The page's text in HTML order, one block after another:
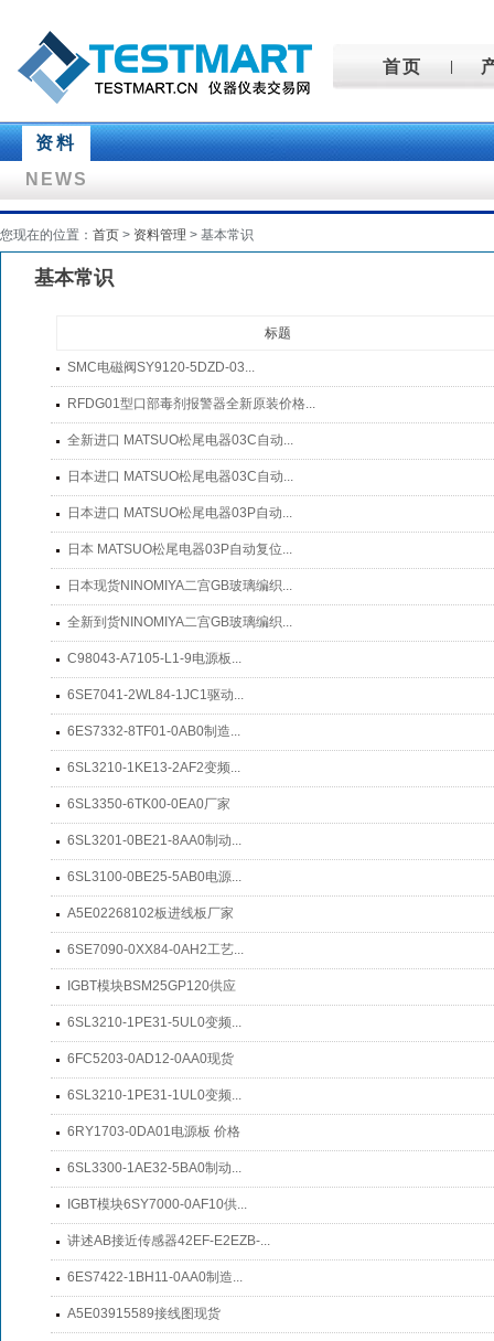
首页
资料
NEWS
您现在的位置： 首页 > 资料管理 > 基本常识
基本常识
标题
SMC电磁阀SY9120-5DZD-03...
RFDG01型口部毒剂报警器全新原装价格...
全新进口 MATSUO松尾电器03C自动...
日本进口 MATSUO松尾电器03C自动...
日本进口 MATSUO松尾电器03P自动...
日本 MATSUO松尾电器03P自动复位...
日本现货NINOMIYA二宫GB玻璃编织...
全新到货NINOMIYA二宫GB玻璃编织...
C98043-A7105-L1-9电源板...
6SE7041-2WL84-1JC1驱动...
6ES7332-8TF01-0AB0制造...
6SL3210-1KE13-2AF2变频...
6SL3350-6TK00-0EA0厂家
6SL3201-0BE21-8AA0制动...
6SL3100-0BE25-5AB0电源...
A5E02268102板进线板厂家
6SE7090-0XX84-0AH2工艺...
IGBT模块BSM25GP120供应
6SL3210-1PE31-5UL0变频...
6FC5203-0AD12-0AA0现货
6SL3210-1PE31-1UL0变频...
6RY1703-0DA01电源板 价格
6SL3300-1AE32-5BA0制动...
IGBT模块6SY7000-0AF10供...
讲述AB接近传感器42EF-E2EZB-...
6ES7422-1BH11-0AA0制造...
A5E03915589接线图现货